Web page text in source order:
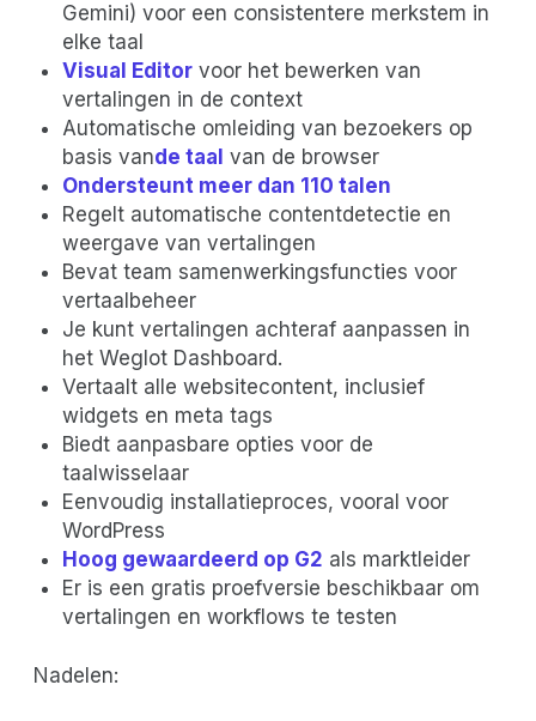
Gemini) voor een consistentere merkstem in
elke taal
Visual Editor voor het bewerken van
vertalingen in de context
Automatische omleiding van bezoekers op
basis vande taal van de browser‍
Ondersteunt meer dan 110 talen‍
Regelt automatische contentdetectie en
weergave van vertalingen
Bevat team samenwerkingsfuncties voor
vertaalbeheer
Je kunt vertalingen achteraf aanpassen in
het Weglot Dashboard.
Vertaalt alle websitecontent, inclusief
widgets en meta tags
Biedt aanpasbare opties voor de
taalwisselaar
Eenvoudig installatieproces, vooral voor
WordPress
Hoog gewaardeerd op G2 als marktleider
Er is een gratis proefversie beschikbaar om
vertalingen en workflows te testen
Nadelen: